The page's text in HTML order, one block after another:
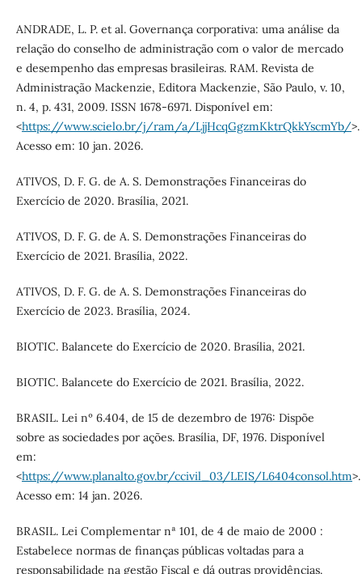
ANDRADE, L. P. et al. Governança corporativa: uma análise da
relação do conselho de administração com o valor de mercado
e desempenho das empresas brasileiras. RAM. Revista de
Administração Mackenzie, Editora Mackenzie, São Paulo, v. 10,
n. 4, p. 431, 2009. ISSN 1678-6971. Disponível em:
<https://www.scielo.br/j/ram/a/LjjHcqGgzmKktrQkkYscmYb/>.
Acesso em: 10 jan. 2026.
ATIVOS, D. F. G. de A. S. Demonstrações Financeiras do
Exercício de 2020. Brasília, 2021.
ATIVOS, D. F. G. de A. S. Demonstrações Financeiras do
Exercício de 2021. Brasília, 2022.
ATIVOS, D. F. G. de A. S. Demonstrações Financeiras do
Exercício de 2023. Brasília, 2024.
BIOTIC. Balancete do Exercício de 2020. Brasília, 2021.
BIOTIC. Balancete do Exercício de 2021. Brasília, 2022.
BRASIL. Lei nº 6.404, de 15 de dezembro de 1976: Dispõe
sobre as sociedades por ações. Brasília, DF, 1976. Disponível
em:
<https://www.planalto.gov.br/ccivil_03/LEIS/L6404consol.htm>.
Acesso em: 14 jan. 2026.
BRASIL. Lei Complementar nª 101, de 4 de maio de 2000 :
Estabelece normas de finanças públicas voltadas para a
responsabilidade na gestão Fiscal e dá outras providências.